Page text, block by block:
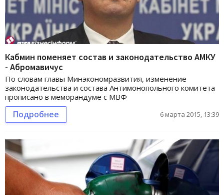
Кабмин поменяет состав и законодательство АМКУ
- Абромавичус
По словам главы Минэкономразвития, изменение
законодательства и состава Антимонопольного комитета
прописано в меморандуме с МВФ
Подробнее 6 марта 2015, 13:39